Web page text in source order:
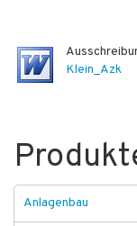
Klein_Azk
Anlagenbau